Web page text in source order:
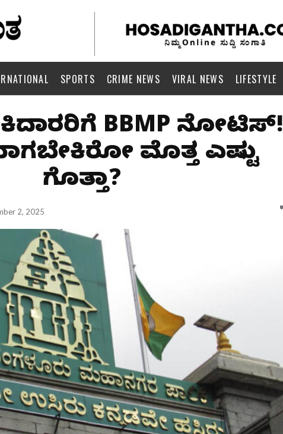
SPORTS CRIME NEWS VIRAL NEWS LIFESTYLE
BBMP ನೋಟಿಸ್!
ಮೊತ್ತ ಎಷ್ಟು
ಗೊತ್ತಾ?
2, 2025